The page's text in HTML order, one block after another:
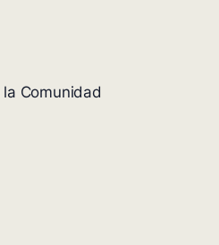
Comunidad